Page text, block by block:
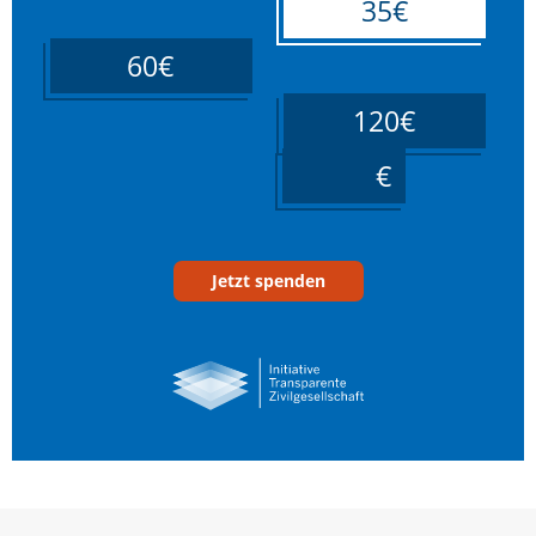
35€
60€
120€
Jetzt spenden